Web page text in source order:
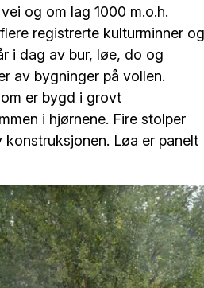
og om lag 1000 m.o.h.
registrerte kulturminner og
i dag av bur, løe, do og
av bygninger på vollen.
er bygd i grovt
i hjørnene. Fire stolper
Løa er panelt